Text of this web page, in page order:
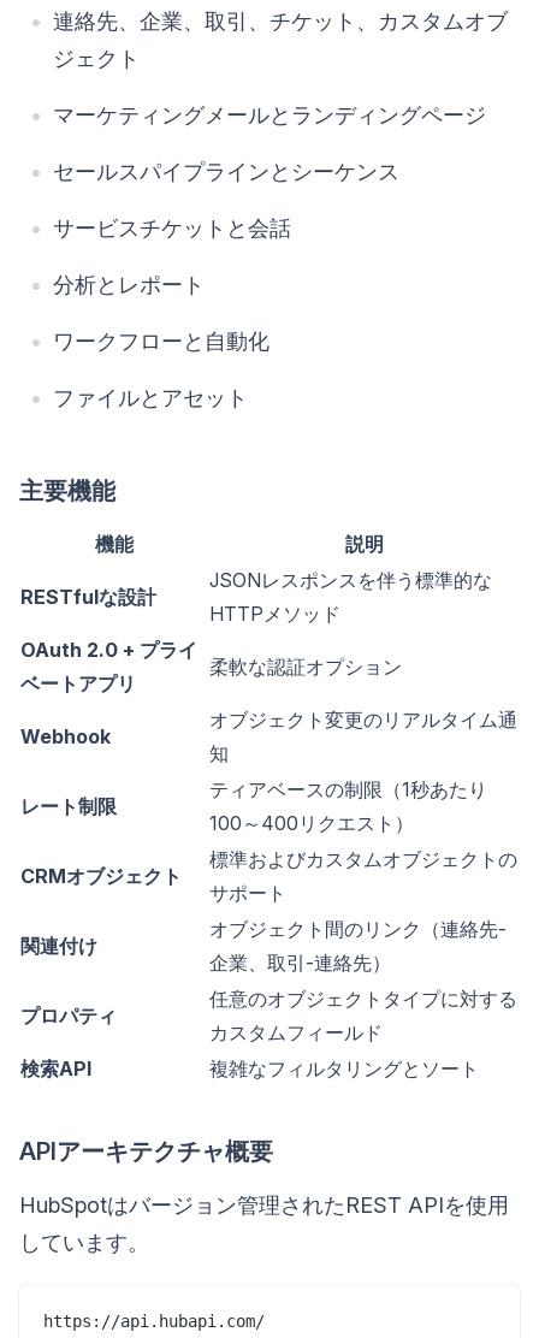
連絡先、企業、取引、チケット、カスタムオブ
ジェクト
マーケティングメールとランディングページ
セールスパイプラインとシーケンス
サービスチケットと会話
分析とレポート
ワークフローと自動化
ファイルとアセット
主要機能
機能 説明
RESTfulな設計
JSONレスポンスを伴う標準的な
HTTPメソッド
OAuth 2.0 + プライ
ベートアプリ
柔軟な認証オプション
Webhook
オブジェクト変更のリアルタイム通
知
レート制限
ティアベースの制限（1秒あたり
100～400リクエスト）
CRMオブジェクト
標準およびカスタムオブジェクトの
サポート
関連付け
オブジェクト間のリンク（連絡先-
企業、取引-連絡先）
プロパティ
任意のオブジェクトタイプに対する
カスタムフィールド
検索API
複雑なフィルタリングとソート
APIアーキテクチャ概要
HubSpotはバージョン管理されたREST APIを使用
しています。